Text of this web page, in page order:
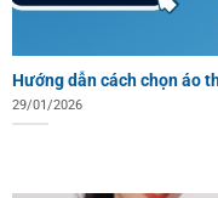
Hướng dẫn cách chọn áo
29/01/2026